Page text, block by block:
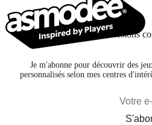
Restons
Je m'abonne pour découvrir des
personnalisés selon mes centres